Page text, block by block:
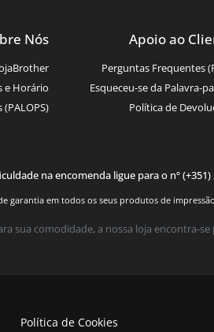
Nós
e Horário
Apoio ao
Perguntas Frequentes
Esqueceu-se da Palavra-
Política de
na encomenda ligue para o nº (+351)
garantia em todos os seus produtos de
sua comodidade, a nossa loja encontra-
Política de Cookies